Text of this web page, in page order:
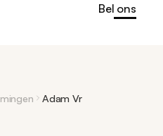
Bel ons
Adam Vr